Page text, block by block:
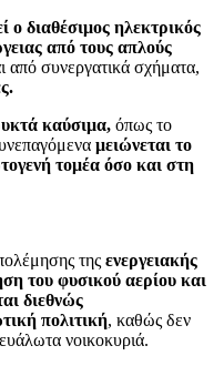
ο διαθέσιμος ηλεκτρικός
από τους απλούς
από συνεργατικά σχήματα,
καύσιμα, όπως το
μειώνεται το
τομέα όσο και στη
της ενεργειακής
του φυσικού αερίου και
διεθνώς
πολιτική, καθώς δεν
νοικοκυριά.